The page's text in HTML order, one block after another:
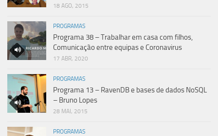
18 AGO, 2015
PROGRAMAS
Programa 38 – Trabalhar em casa com filhos,
Comunicação entre equipas e Coronavirus
17 ABR, 2020
PROGRAMAS
Programa 13 – RavenDB e bases de dados NoSQL
– Bruno Lopes
28 MAI, 2015
PROGRAMAS